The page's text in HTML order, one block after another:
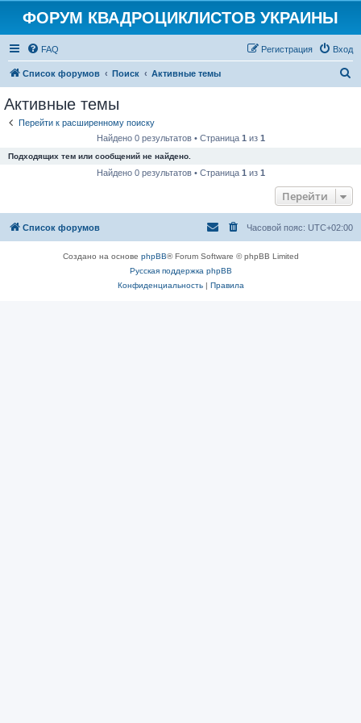
ФОРУМ КВАДРОЦИКЛИСТОВ УКРАИНЫ
FAQ Вход
Регистрация
Список форумов Поиск Активные темы
Активные темы
Перейти к расширенному поиску
Найдено 0 результатов • Страница 1 из 1
Подходящих тем или сообщений не найдено.
Найдено 0 результатов • Страница 1 из 1
Перейти
Список форумов Часовой пояс: UTC+02:00
Создано на основе phpBB® Forum Software © phpBB Limited
Русская поддержка phpBB
Конфиденциальность| Правила